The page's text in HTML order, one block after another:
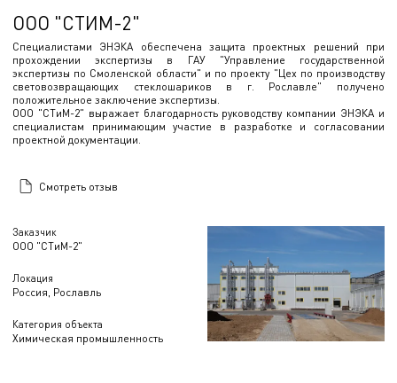
Заказчик
ООО "СТиМ-2"
Локация
Россия, Рославль
Категория объекта
Химическая промышленность
ООО "СТИМ-2"
Специалистами ЭНЭКА обеспечена защита проектных решений при
прохождении экспертизы в ГАУ "Управление государственной
экспертизы по Смоленской области" и по проекту "Цех по производству
световозвращающих стеклошариков в г. Рославле" получено
положительное заключение экспертизы.
ООО "СТиМ-2" выражает благодарность руководству компании ЭНЭКА и
специалистам принимающим участие в разработке и согласовании
проектной документации.
Смотреть отзыв